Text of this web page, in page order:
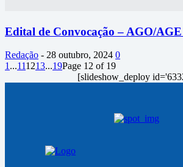
Edital de Convocação – AGO/
Redação - 28 outubro, 2024 0
1...111213...19Page 12 of 19
[slideshow_deploy